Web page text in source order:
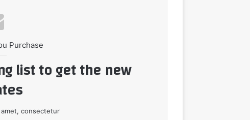
Purchase
list to get the new
consectetur.